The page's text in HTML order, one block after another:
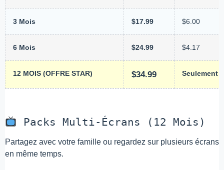
3 Mois $17.99 $6.00
6 Mois $24.99 $4.17
12 MOIS (OFFRE STAR) $34.99 Seulement
Packs Multi-Écrans (12 Mois)
Partagez avec votre famille ou regardez sur plusieurs écrans
en même temps.